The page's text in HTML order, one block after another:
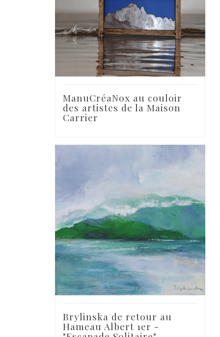
ManuCréaNox au couloir
des artistes de la Maison
Carrier
Brylinska de retour au
Hameau Albert 1er -